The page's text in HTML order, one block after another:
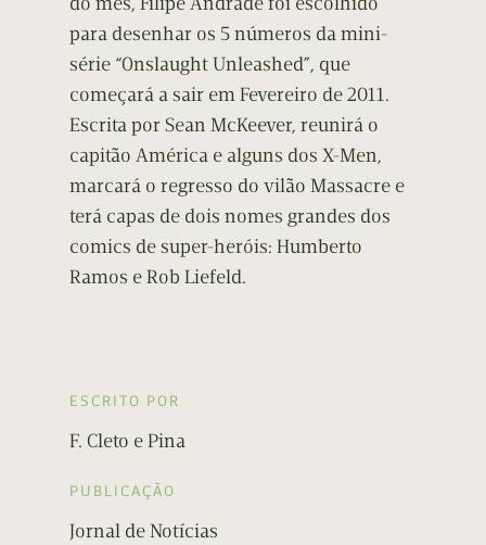
para desenhar os 5 números da mini-
série “Onslaught Unleashed”, que
começará a sair em Fevereiro de 2011.
Escrita por Sean McKeever, reunirá o
capitão América e alguns dos X-Men,
marcará o regresso do vilão Massacre e
terá capas de dois nomes grandes dos
comics de super-heróis: Humberto
Ramos e Rob Liefeld.
ESCRITO POR
F. Cleto e Pina
PUBLICAÇÃO
Jornal de Notícias